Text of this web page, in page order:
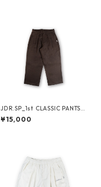
JDR.SP_1st CLASSIC PANTS
（BROWN）
¥15,000